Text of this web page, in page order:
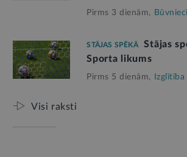
Pirms 3 dienām,
STĀJAS SPĒKĀ
Stājas
Sporta likums
Pirms 5 dienām, Izglītība
Visi raksti